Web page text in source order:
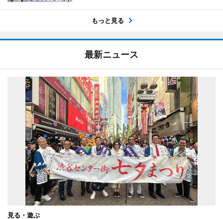
もっと見る
最新ニュース
見る・遊ぶ